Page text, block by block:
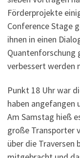
Förderprojekte
Conference Stage
ihnen in einen
Quantenforschung
verbessert werden
Punkt 18 Uhr war
haben angefangen
Am Samstag hieß
große Transporter
über die Traversen